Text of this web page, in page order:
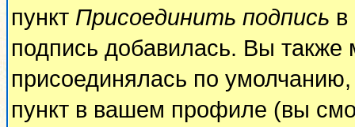
пункт Присоединить подпись
подпись добавилась. Вы также
присоединялась по
пункт в вашем профиле (вы